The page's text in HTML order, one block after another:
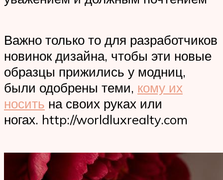
Важно только то для разработчиков
новинок дизайна, чтобы эти новые
образцы прижились у модниц,
были одобрены теми, кому их
носить на своих руках или
ногах. http://worldluxrealty.com